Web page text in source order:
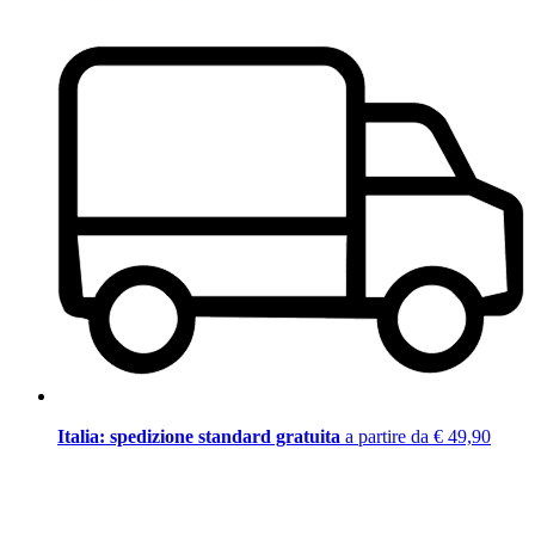
Italia: spedizione standard gratuita a partire da € 49,90